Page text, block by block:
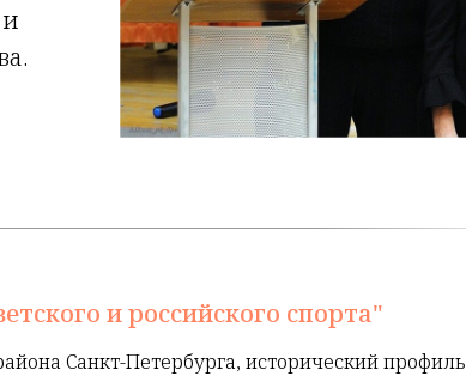
и российского спорта"
Санкт-Петербурга, исторический профиль